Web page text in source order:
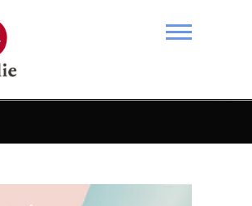
あなたの夢をおつなぎします。